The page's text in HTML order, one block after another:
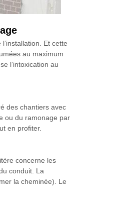
Et cette
au maximum
l’intoxication au
des chantiers avec
ou du ramonage par
en profiter.
concerne les
conduit. La
la cheminée). Le